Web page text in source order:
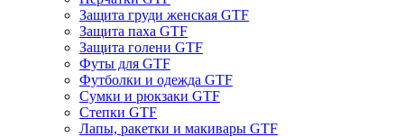
Защита груди женская GTF
Защита паха GTF
Защита голени GTF
Футы для GTF
Футболки и одежда GTF
Сумки и рюкзаки GTF
Степки GTF
Лапы, ракетки и макивары GTF